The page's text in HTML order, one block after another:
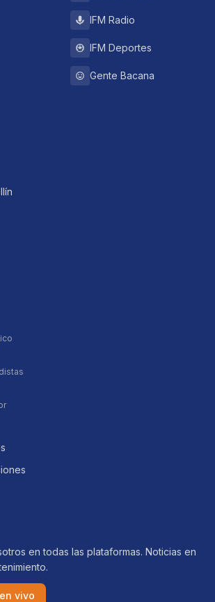
IFM Radio
IFM Deportes
Gente Bacana
en todas las plataformas. Noticias en
vivo